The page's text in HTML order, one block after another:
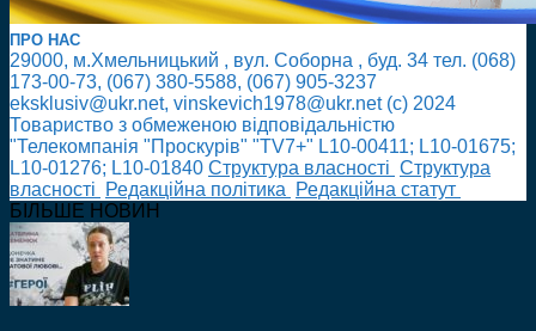
ПРО НАС
29000, м.Хмельницький , вул. Соборна , буд. 34 тел. (068)
173-00-73, (067) 380-5588, (067) 905-3237
eksklusiv@ukr.net, vinskevich1978@ukr.net (с) 2024
Товариство з обмеженою відповідальністю
"Телекомпанія "Проскурів" "TV7+" L10-00411; L10-01675;
L10-01276; L10-01840 Cтруктура власності Cтруктура
власності
Редакційна політика
Редакційна статут
БІЛЬШЕ НОВИН